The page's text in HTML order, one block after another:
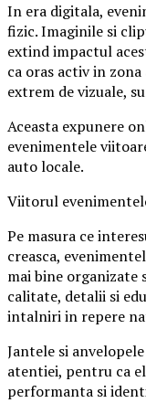
In era digitala,
fizic. Imaginile si
extind impactul
ca oras activ in
extrem de vizuale,
Aceasta expunere
evenimentele
auto locale.
Viitorul
Pe masura ce
creasca,
mai bine organizate
calitate, detalii si
intalniri in repere
Jantele si
atentiei, pentru ca
performanta si